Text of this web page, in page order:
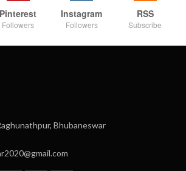
Pinterest
Followers
Instagram
Followers
RSS
Subscribe
Bhubaneswar